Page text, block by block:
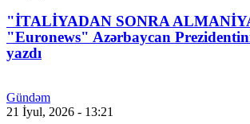
"İTALİYADAN SONRA
"Euronews" Azərbaycan
yazdı
Gündəm
21 İyul, 2026 - 13:21